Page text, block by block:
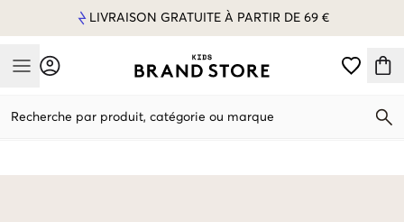
LIVRAISON GRATUITE À PARTIR DE 69 €
Mobile Menu
Recherche par produit, catégorie ou marque